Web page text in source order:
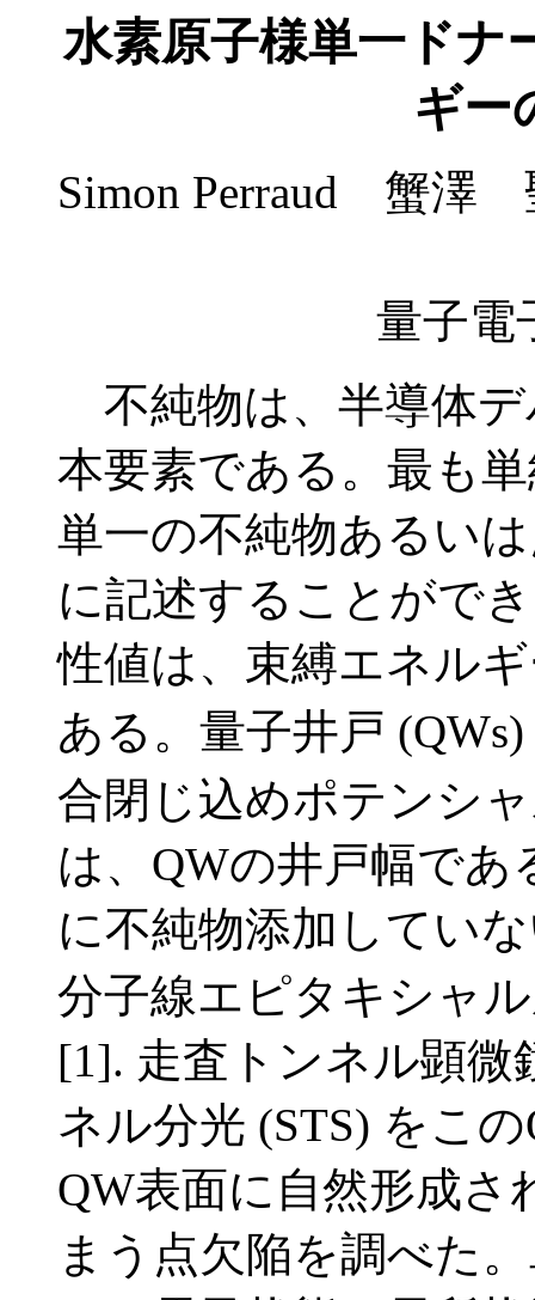
水素原子様単一ドナ
ギー
Simon Perraud 蟹澤
量子電
不純物は、半導体
本要素である。最も
単一の不純物あるい
に記述することがで
性値は、束縛エネル
ある。量子井戸
合閉じ込めポテンシ
は、QWの井戸幅であ
に不純物添加してい
分子線エピタキシャ
[1]. 走査トンネル顕微
ネル分光 (STS) をこ
QW表面に自然形成
まう点欠陥を調べた